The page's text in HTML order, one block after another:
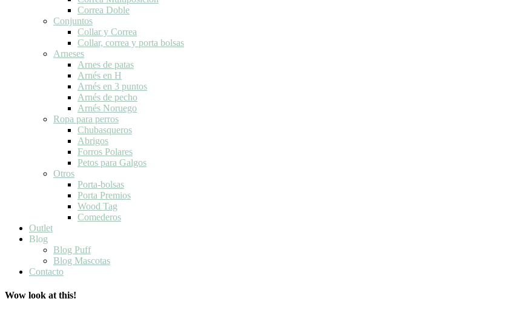
Correa Doble
Conjuntos
Collar y Correa
Collar, correa y porta bolsas
Arneses
Arnes de patas
Arnés en H
Arnés en 3 puntos
Arnés de pecho
Arnés Noruego
Ropa para perros
Chubasqueros
Abrigos
Forros Polares
Petos para Galgos
Otros
Porta-bolsas
Porta Premios
Wood Tag
Comederos
Outlet
Blog
Blog Puff
Blog Mascotas
Contacto
Wow look at this!